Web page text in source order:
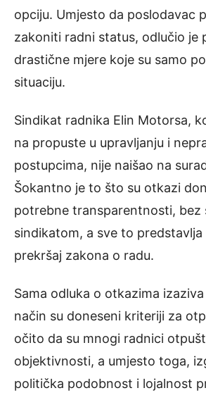
opciju. Umjesto da poslodavac
zakoniti radni status, odlučio je
drastične mjere koje su samo
situaciju.
Sindikat radnika Elin Motorsa,
na propuste u upravljanju i
postupcima, nije naišao na
Šokantno je to što su otkazi
potrebne transparentnosti, bez
sindikatom, a sve to predstavlja
prekršaj zakona o radu.
Sama odluka o otkazima
način su doneseni kriteriji za
očito da su mnogi radnici
objektivnosti, a umjesto toga,
politička podobnost i lojalnost